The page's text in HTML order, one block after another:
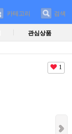
카테고리 검색
관심상품
1